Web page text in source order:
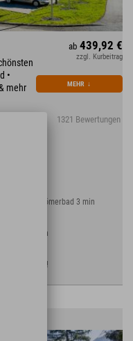
•
mehr
1321 Bewertungen
ab 439,92 €
zzgl. Kurbeitrag
MEHR ↓
Thermal Römerbad 3 min
& Tradition